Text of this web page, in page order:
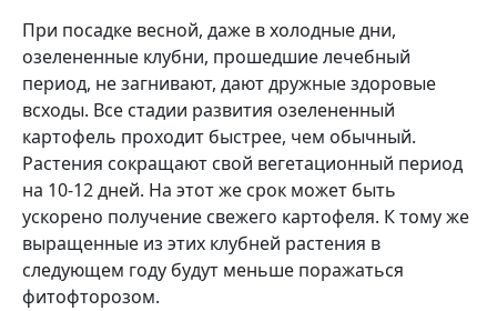
При посадке весной, даже в холод­ные дни,
озелененные клубни, про­шедшие лечебный
период, не загни­вают, дают дружные здоровые
всхо­ды. Все стадии развития озелененный
картофель проходит быстрее, чем обычный.
Растения сокращают свой вегетационный период
на 10-12 дней. На этот же срок может быть
ускорено получение свежего картофеля. К тому же
выращенные из этих клубней рас­тения в
следующем году будут мень­ше поражаться
фитофторозом.